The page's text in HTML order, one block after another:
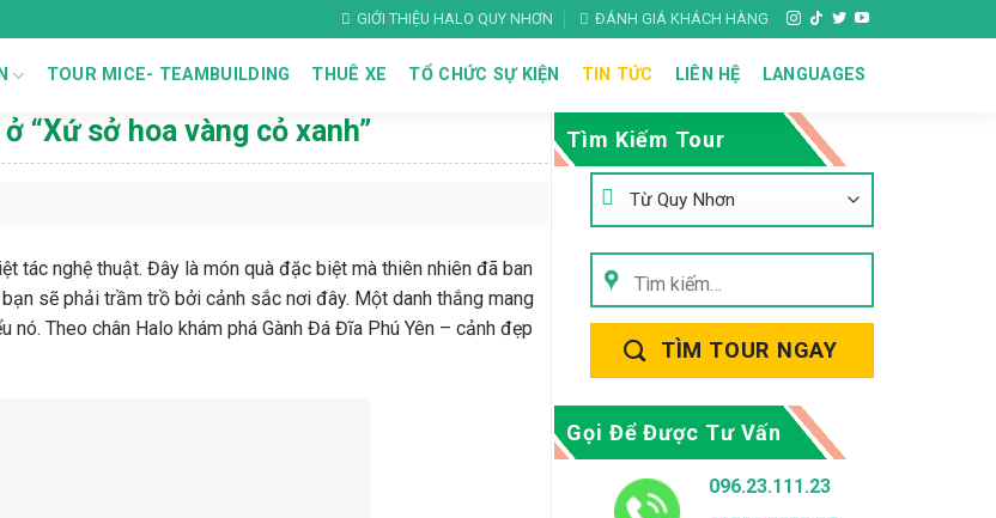
GIỚI THIỆU HALO QUY NHƠN ĐÁNH GIÁ KHÁCH HÀNG
TOUR MICE- TEAMBUILDING THUÊ XE TỔ CHỨC SỰ KIỆN TIN TỨC LIÊN HỆ LANGUAGES
“Xứ sở hoa vàng cỏ xanh”
tác nghệ thuật. Đây là món quà đặc biệt mà thiên nhiên đã ban
sẽ phải trầm trồ bởi cảnh sắc nơi đây. Một danh thắng mang
Theo chân Halo khám phá Gành Đá Đĩa Phú Yên – cảnh đẹp
Tìm Kiếm Tour
Tìm
kiếm:
TÌM TOUR NGAY
Gọi Để Được Tư Vấn
096.23.111.23